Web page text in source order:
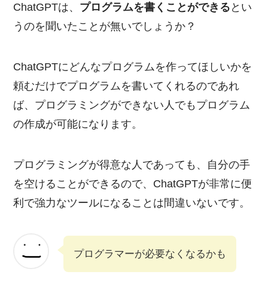
ChatGPTは、 プログラムを書くことができる とい
うのを聞いたことが無いでしょうか？
ChatGPTにどんなプログラムを作ってほしいかを
頼むだけでプログラムを書いてくれるのであれ
ば、プログラミングができない人でもプログラム
の作成が可能になります。
プログラミングが得意な人であっても、自分の手
を空けることができるので、ChatGPTが非常に便
利で強力なツールになることは間違いないです。
プログラマーが必要なくなるかも